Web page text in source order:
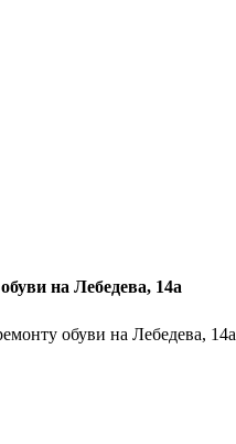
на Лебедева, 14а
обуви на Лебедева, 14а